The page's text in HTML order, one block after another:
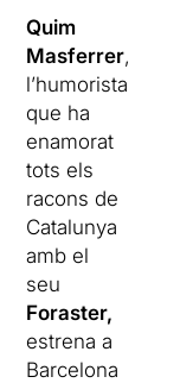
Quim
Masferrer,
l’humorista
que ha
enamorat
tots els
racons de
Catalunya
amb el
seu
Foraster,
estrena a
Barcelona